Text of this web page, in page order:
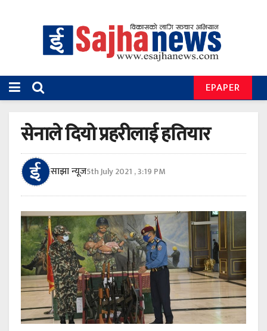
EPAPER
सेनाले दियो प्रहरीलाई हतियार
साझा न्यूज5th July 2021 , 3:19 PM